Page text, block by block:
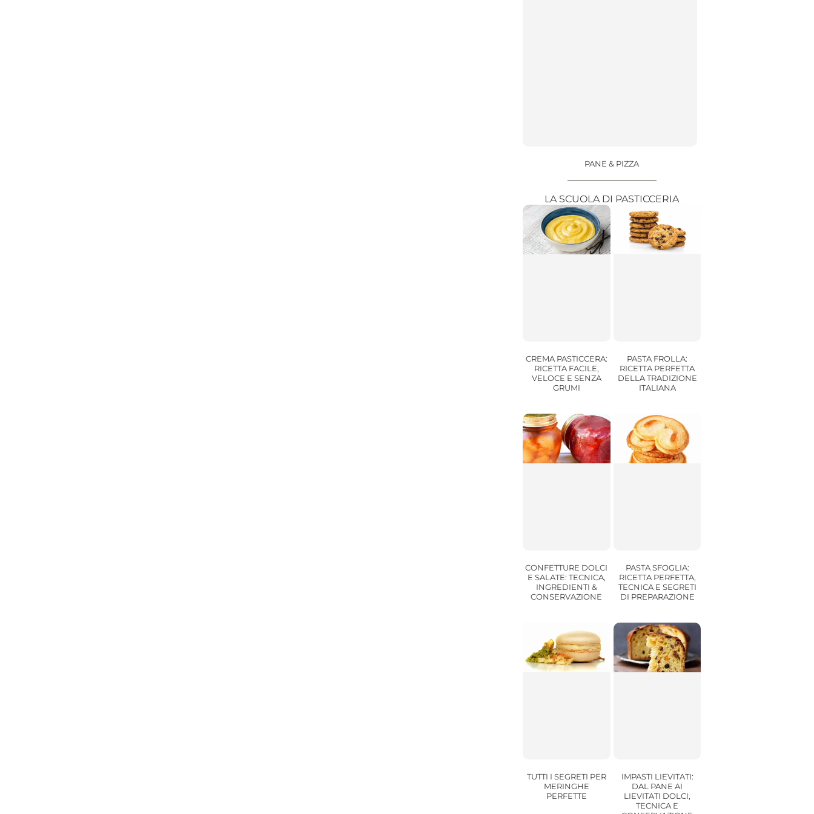
PANE & PIZZA
LA SCUOLA DI PASTICCERIA
CREMA PASTICCERA:
RICETTA FACILE,
VELOCE E SENZA
GRUMI
PASTA FROLLA:
RICETTA PERFETTA
DELLA TRADIZIONE
ITALIANA
CONFETTURE DOLCI
E SALATE: TECNICA,
INGREDIENTI &
CONSERVAZIONE
PASTA SFOGLIA:
RICETTA PERFETTA,
TECNICA E SEGRETI
DI PREPARAZIONE
TUTTI I SEGRETI PER
MERINGHE
PERFETTE
IMPASTI LIEVITATI:
DAL PANE AI
LIEVITATI DOLCI,
TECNICA E